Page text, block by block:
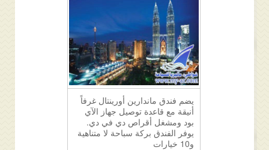
يضم فندق ماندارين أورينتال غرفاً
أنيقة مع قاعدة توصيل جهاز الآي
بود ومشغل أقراص دي في دي.
يوفر الفندق بركة سباحة لا متناهية
و10 خيارات